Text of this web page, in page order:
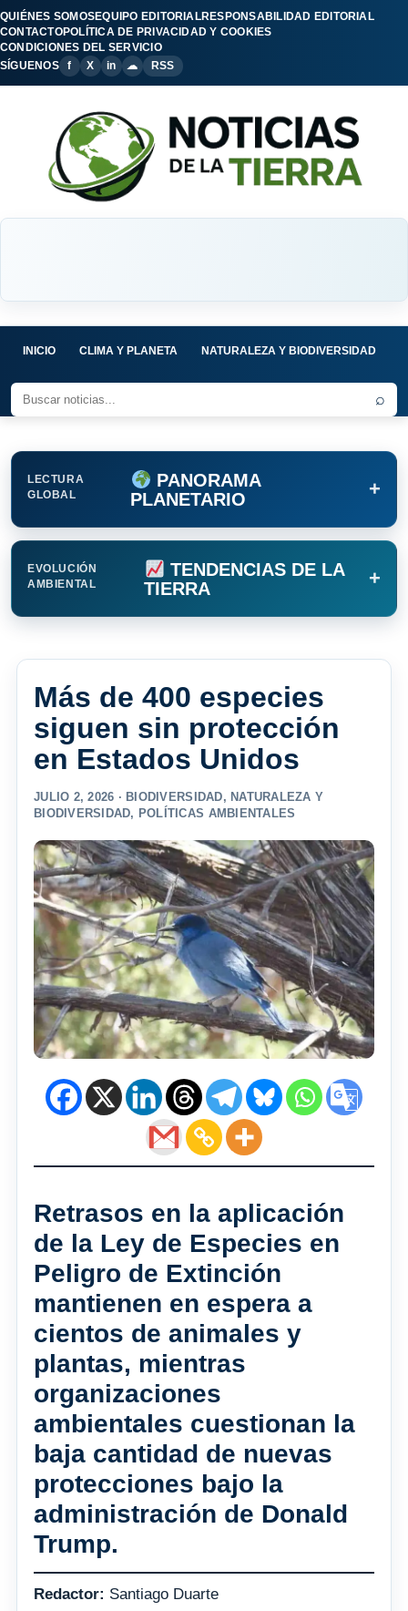
QUIÉNES SOMOSEQUIPO EDITORIALRESPONSABILIDAD EDITORIAL
CONTACTOPOLÍTICA DE PRIVACIDAD Y COOKIES
CONDICIONES DEL SERVICIO
SÍGUENOS
f X in ☁ RSS
INICIO CLIMA Y PLANETA NATURALEZA Y BIODIVERSIDAD
⌕
LECTURA
GLOBAL
PANORAMA
PLANETARIO
+
EVOLUCIÓN
AMBIENTAL
TENDENCIAS DE LA
TIERRA
+
Más de 400 especies
siguen sin protección
en Estados Unidos
JULIO 2, 2026 · BIODIVERSIDAD, NATURALEZA Y
BIODIVERSIDAD, POLÍTICAS AMBIENTALES
Retrasos en la aplicación
de la Ley de Especies en
Peligro de Extinción
mantienen en espera a
cientos de animales y
plantas, mientras
organizaciones
ambientales cuestionan la
baja cantidad de nuevas
protecciones bajo la
administración de Donald
Trump.
Redactor: Santiago Duarte